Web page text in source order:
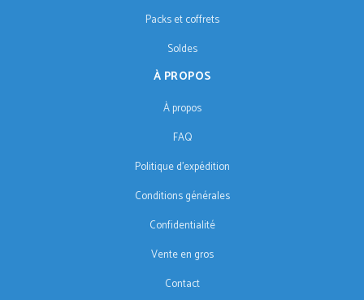
Packs et coffrets
Soldes
À PROPOS
À propos
FAQ
Politique d'expédition
Conditions générales
Confidentialité
Vente en gros
Contact